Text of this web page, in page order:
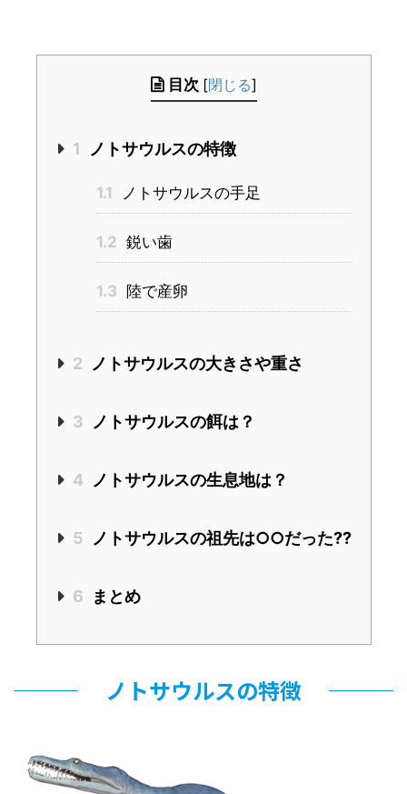
目次 [閉じる]
1 ノトサウルスの特徴
1.1 ノトサウルスの手足
1.2 鋭い歯
1.3 陸で産卵
2 ノトサウルスの大きさや重さ
3 ノトサウルスの餌は？
4 ノトサウルスの生息地は？
5 ノトサウルスの祖先は○○だった??
6 まとめ
ノトサウルスの特徴